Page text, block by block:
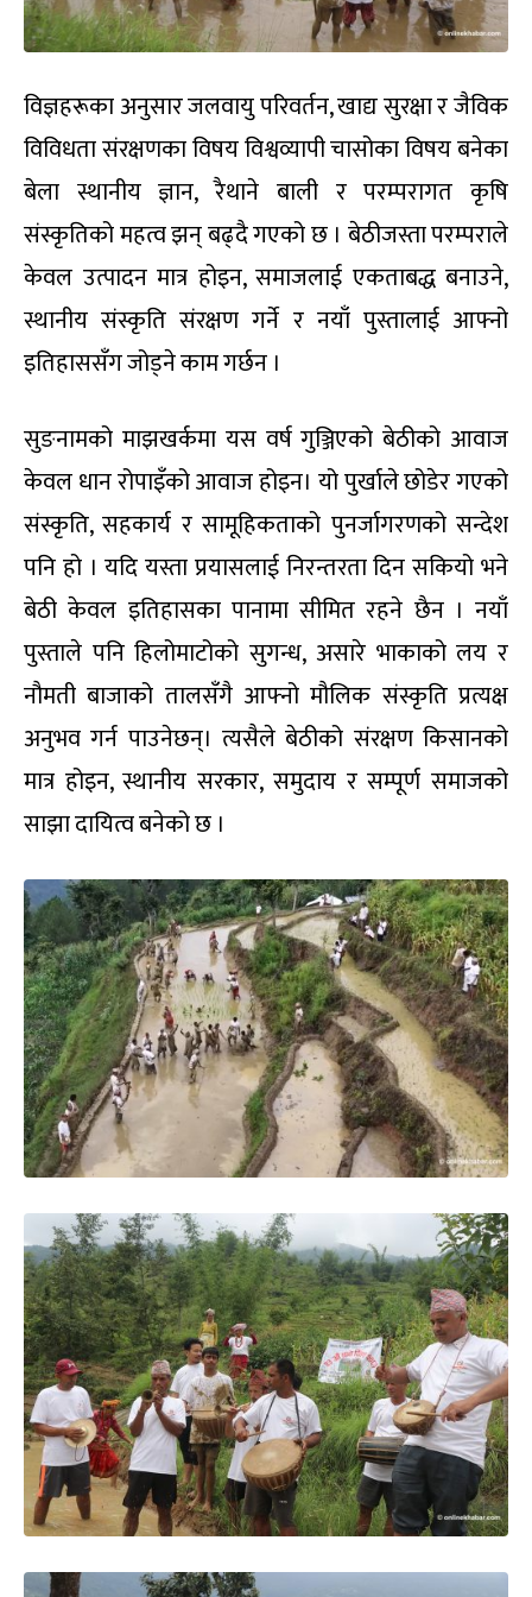
विज्ञहरूका अनुसार जलवायु परिवर्तन, खाद्य सुरक्षा र जैविक
विविधता संरक्षणका विषय विश्वव्यापी चासोका विषय बनेका
बेला स्थानीय ज्ञान, रैथाने बाली र परम्परागत कृषि
संस्कृतिको महत्व झन् बढ्दै गएको छ । बेठीजस्ता परम्पराले
केवल उत्पादन मात्र होइन, समाजलाई एकताबद्ध बनाउने,
स्थानीय संस्कृति संरक्षण गर्ने र नयाँ पुस्तालाई आफ्नो
इतिहाससँग जोड्ने काम गर्छन ।
सुङनामको माझखर्कमा यस वर्ष गुञ्जिएको बेठीको आवाज
केवल धान रोपाइँको आवाज होइन। यो पुर्खाले छोडेर गएको
संस्कृति, सहकार्य र सामूहिकताको पुनर्जागरणको सन्देश
पनि हो । यदि यस्ता प्रयासलाई निरन्तरता दिन सकियो भने
बेठी केवल इतिहासका पानामा सीमित रहने छैन । नयाँ
पुस्ताले पनि हिलोमाटोको सुगन्ध, असारे भाकाको लय र
नौमती बाजाको तालसँगै आफ्नो मौलिक संस्कृति प्रत्यक्ष
अनुभव गर्न पाउनेछन्। त्यसैले बेठीको संरक्षण किसानको
मात्र होइन, स्थानीय सरकार, समुदाय र सम्पूर्ण समाजको
साझा दायित्व बनेको छ ।